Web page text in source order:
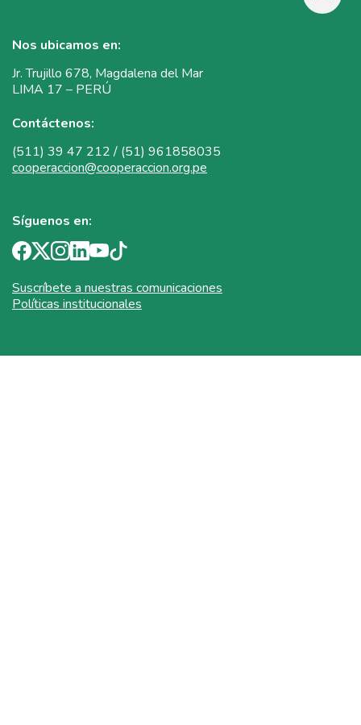
Nos ubicamos en:
Jr. Trujillo 678, Magdalena del Mar
LIMA 17 – PERÚ
Contáctenos:
(511) 39 47 212 / (51) 961858035
cooperaccion@cooperaccion.org.pe
Síguenos en:
Suscríbete a nuestras comunicaciones
Políticas institucionales